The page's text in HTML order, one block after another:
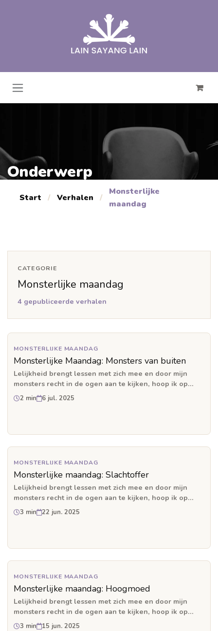
Onderwerp
Start / Verhalen /
Monsterlijke
maandag
CATEGORIE
Monsterlijke maandag
4 gepubliceerde verhalen
MONSTERLIJKE MAANDAG
Monsterlijke Maandag: Monsters van buiten
Lelijkheid brengt lessen met zich mee en door mijn
monsters recht in de ogen aan te kijken, hoop ik op
meer inzicht.
2 min 6 jul. 2025
MONSTERLIJKE MAANDAG
Monsterlijke maandag: Slachtoffer
Lelijkheid brengt lessen met zich mee en door mijn
monsters recht in de ogen aan te kijken, hoop ik op
meer inzicht.
3 min 22 jun. 2025
MONSTERLIJKE MAANDAG
Monsterlijke maandag: Hoogmoed
Lelijkheid brengt lessen met zich mee en door mijn
monsters recht in de ogen aan te kijken, hoop ik op
meer inzicht.
3 min 15 jun. 2025